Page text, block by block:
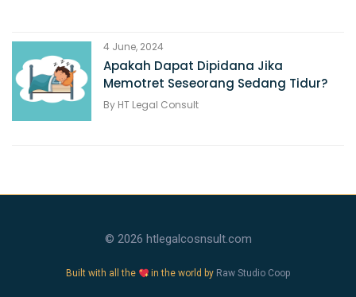
4 June, 2024
Apakah Dapat Dipidana Jika
Memotret Seseorang Sedang Tidur?
By HT Legal Consult
© 2026 htlegalcosnsult.com
Built with all the in the world by Raw Studio Coop